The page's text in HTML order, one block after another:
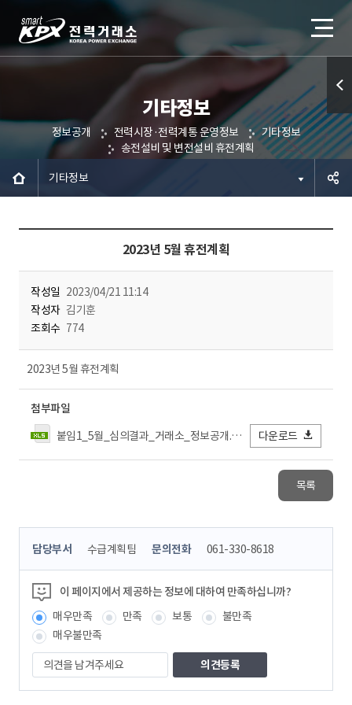
기타정보
정보공개 전력시장·전력계통 운영정보
기타정보
송전설비 및 변전설비 휴전계획
기타정보
2023년 5월 휴전계획
작성일 2023/04/21 11:14
작성자 김기훈
조회수 774
2023년 5월 휴전계획
첨부파일
붙임1_5월_심의결과_거래소_정보공개.xls
다운로드
목록
콘
츠
정
보
책
임
자
담당부서 수급계획팀 문의전화 061-330-8618
이 페이지에서 제공하는 정보에 대하여 만족하십니까?
매우만족
만족 보통
불만족
매우불만족
의
견
을
퀵메
뉴 열
기